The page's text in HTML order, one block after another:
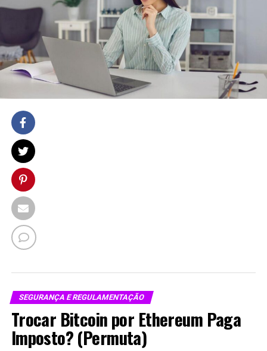
SEGURANÇA E REGULAMENTAÇÃO
Trocar Bitcoin por Ethereum Paga
Imposto? (Permuta)